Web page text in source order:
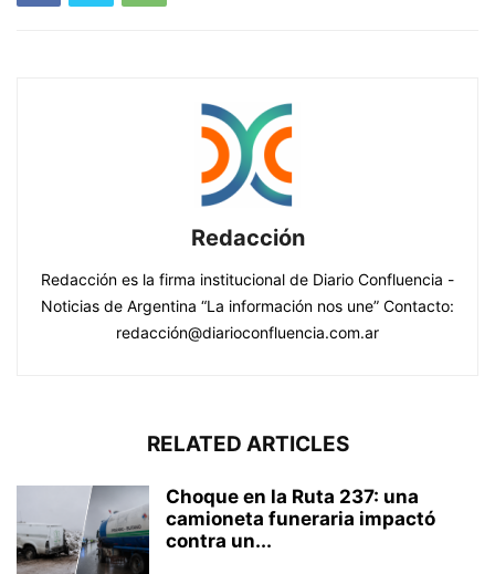
Redacción
Redacción es la firma institucional de Diario Confluencia -
Noticias de Argentina “La información nos une” Contacto:
redacción@diarioconfluencia.com.ar
RELATED ARTICLES
Choque en la Ruta 237: una
camioneta funeraria impactó
contra un...